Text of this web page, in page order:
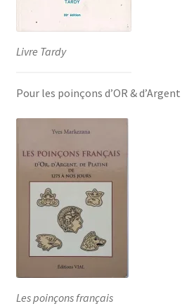
Livre Tardy
Pour les poinçons d’OR & d’Argent
Les poinçons français